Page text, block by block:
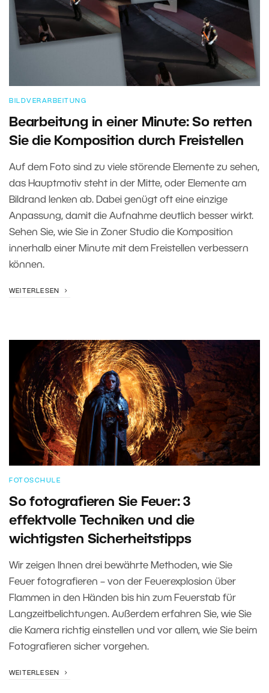
BILDVERARBEITUNG
Bearbeitung in einer Minute: So retten
Sie die Komposition durch Freistellen
Auf dem Foto sind zu viele störende Elemente zu sehen,
das Hauptmotiv steht in der Mitte, oder Elemente am
Bildrand lenken ab. Dabei genügt oft eine einzige
Anpassung, damit die Aufnahme deutlich besser wirkt.
Sehen Sie, wie Sie in Zoner Studio die Komposition
innerhalb einer Minute mit dem Freistellen verbessern
können.
WEITERLESEN
FOTOSCHULE
So fotografieren Sie Feuer: 3
effektvolle Techniken und die
wichtigsten Sicherheitstipps
Wir zeigen Ihnen drei bewährte Methoden, wie Sie
Feuer fotografieren – von der Feuerexplosion über
Flammen in den Händen bis hin zum Feuerstab für
Langzeitbelichtungen. Außerdem erfahren Sie, wie Sie
die Kamera richtig einstellen und vor allem, wie Sie beim
Fotografieren sicher vorgehen.
WEITERLESEN